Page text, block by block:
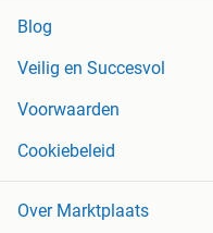
Blog
Veilig en Succesvol
Voorwaarden
Cookiebeleid
Over Marktplaats